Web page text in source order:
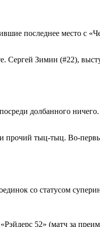
последнее место с
Сергей Зимин (#22),
долбанного
и прочий тыц-тыц. Во-
со статусом
52» (матч за